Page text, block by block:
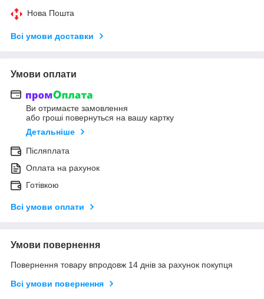
Нова Пошта
Всі умови доставки
Умови оплати
Ви отримаєте замовлення
або гроші повернуться на вашу картку
Детальніше
Післяплата
Оплата на рахунок
Готівкою
Всі умови оплати
Умови повернення
Повернення товару впродовж 14 днів за рахунок покупця
Всі умови повернення